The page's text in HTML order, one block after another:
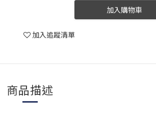
加入購物車
加入追蹤清單
商品描述